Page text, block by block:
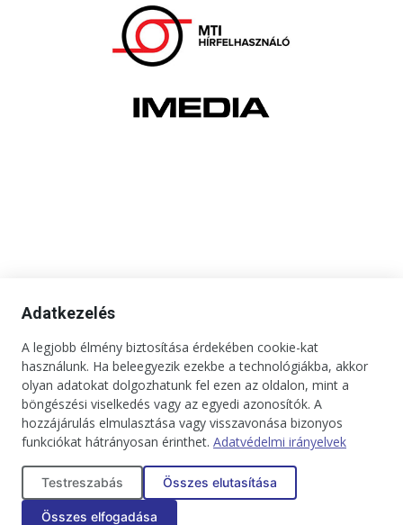
Kapcsolat Impresszum Médiaajánlat
Jogi tudnivalók
Adatkezelési tájékoztató
Adatkezelés
A legjobb élmény biztosítása érdekében cookie-kat
használunk. Ha beleegyezik ezekbe a technológiákba, akkor
olyan adatokat dolgozhatunk fel ezen az oldalon, mint a
böngészési viselkedés vagy az egyedi azonosítók. A
hozzájárulás elmulasztása vagy visszavonása bizonyos
funkciókat hátrányosan érinthet. Adatvédelmi irányelvek
Testreszabás Összes elutasítása
Összes elfogadása